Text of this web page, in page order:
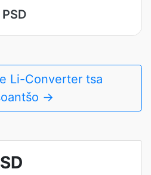
Li-Converter tsa
→